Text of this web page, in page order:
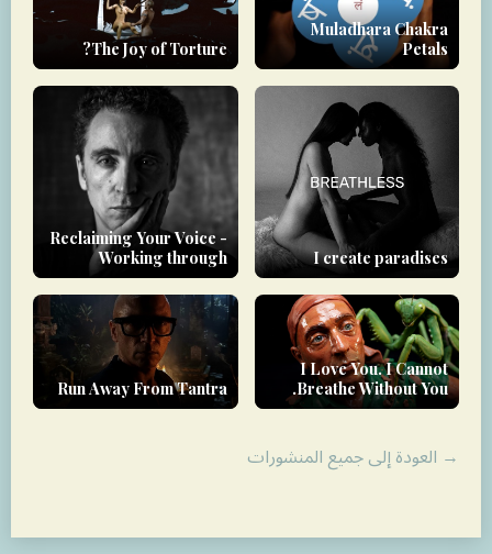
Muladhara Chakra
Petals
The Joy of Torture?
I create paradises
Reclaiming Your Voice -
Working through
Trauma
I Love You. I Cannot
Breathe Without You.
Run Away From Tantra
→ العودة إلى جميع المنشورات